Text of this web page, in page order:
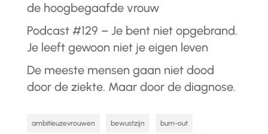
de hoogbegaafde vrouw
Podcast #129 – Je bent niet opgebrand.
Je leeft gewoon niet je eigen leven
De meeste mensen gaan niet dood
door de ziekte. Maar door de diagnose.
ambitieuzevrouwen bewustzijn burn-out